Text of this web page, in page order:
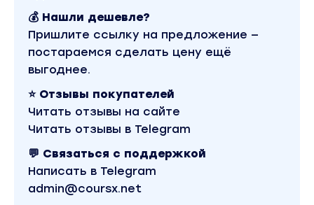
💰 Нашли дешевле?
Пришлите ссылку на предложение —
постараемся сделать цену ещё
выгоднее.
⭐ Отзывы покупателей
Читать отзывы на сайте
Читать отзывы в Telegram
💬 Связаться с поддержкой
Написать в Telegram
admin@coursx.net